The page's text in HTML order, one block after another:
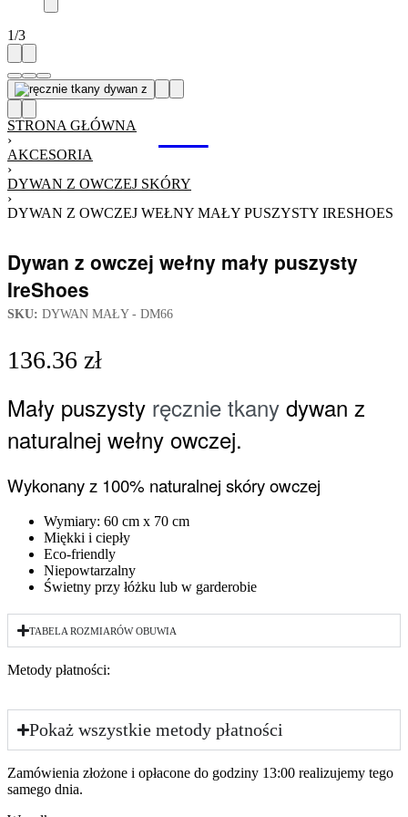
1/3
STRONA GŁÓWNA
›
AKCESORIA
›
DYWAN Z OWCZEJ SKÓRY
›
DYWAN Z OWCZEJ WEŁNY MAŁY PUSZYSTY IRESHOES
Dywan z owczej wełny mały puszysty
IreShoes
SKU: DYWAN MAŁY - DM66
136.36 zł
Mały puszysty ręcznie tkany dywan z
naturalnej wełny owczej.
Wykonany z 100% naturalnej skóry owczej
Wymiary: 60 cm x 70 cm
Miękki i ciepły
Eco-friendly
Niepowtarzalny
Świetny przy łóżku lub w garderobie
TABELA ROZMIARÓW OBUWIA
Metody płatności:
Pokaż wszystkie metody płatności
Zamówienia złożone i opłacone do godziny 13:00 realizujemy tego
samego dnia.